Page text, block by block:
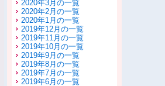
2020年3月の一覧
2020年2月の一覧
2020年1月の一覧
2019年12月の一覧
2019年11月の一覧
2019年10月の一覧
2019年9月の一覧
2019年8月の一覧
2019年7月の一覧
2019年6月の一覧